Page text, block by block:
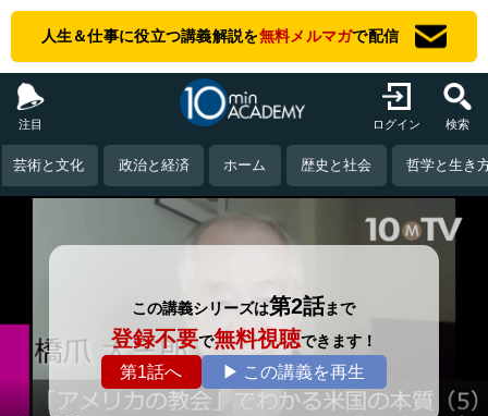
人生＆仕事に役立つ講義解説を無料メルマガで配信
注目 ログイン 検索
芸術と文化 政治と経済 ホーム 歴史と社会 哲学と生き
この講義シリーズは第2話まで
登録不要で無料視聴できます！
第1話へ ▶ この講義を再生